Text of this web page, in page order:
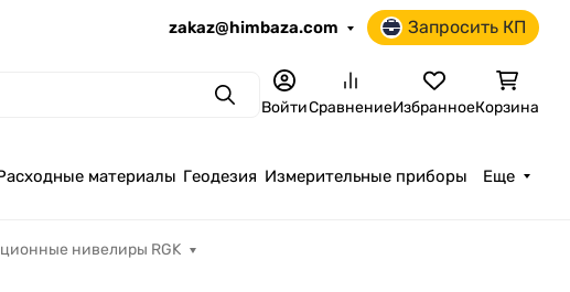
zakaz@himbaza.com Запросить КП
ПоискВойтиСравнениеИзбранноеКорзина
материалы Геодезия Измерительные приборы Еще
нивелиры RGK